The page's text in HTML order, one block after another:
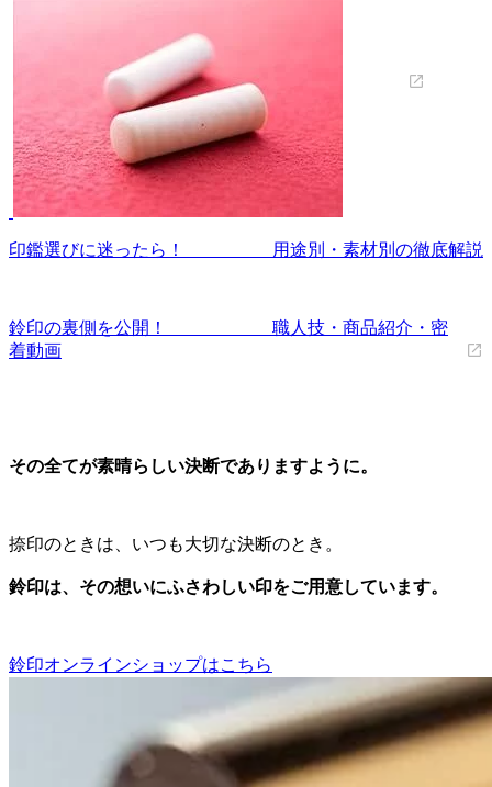
印鑑選びに迷ったら！ 用途別・素材別の徹底解説
鈴印の裏側を公開！ 職人技・商品紹介・密
着動画
その全てが素晴らしい決断でありますように。
捺印のときは、いつも大切な決断のとき。
鈴印は、その想いにふさわしい印をご用意しています。
鈴印オンラインショップはこちら